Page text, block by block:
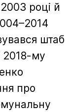
році й
штаб
2018-му
про